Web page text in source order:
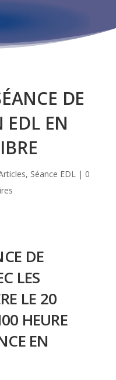
DE
EDL EN
, Séance EDL| 0
DE
LES
LE 20
HEURE
EN